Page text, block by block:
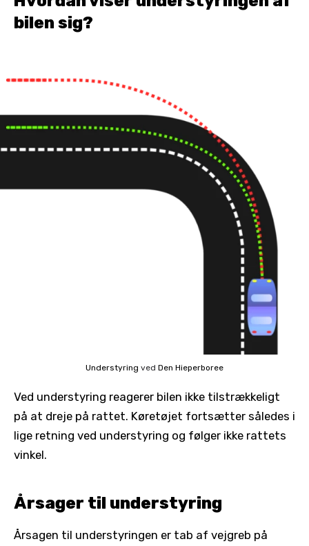
bilen sig?
Understyring ved Den Hieperboree
Ved understyring reagerer bilen ikke tilstrækkeligt
på at dreje på rattet. Køretøjet fortsætter således i
lige retning ved understyring og følger ikke rattets
vinkel.
Årsager til understyring
Årsagen til understyringen er tab af vejgreb på